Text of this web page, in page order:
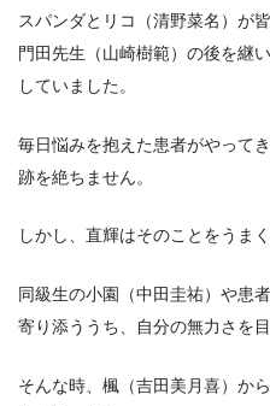
スパンダとリコ（清野菜名）が
門田先生（山崎樹範）の後を継
していました。
毎日悩みを抱えた患者がやって
跡を絶ちません。
しかし、直輝はそのことをうま
同級生の小園（中田圭祐）や患
寄り添ううち、自分の無力さを
そんな時、楓（吉田美月喜）か